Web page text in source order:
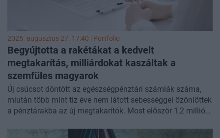
2025. augusztus 27. 17:40 | Portfolio
Begyújtotta a rakétákat a kedvelt
megtakarítás, milliárdokat kaszáltak a
szemfüles magyarok
Új csúcsot döntött az egészségpénztári számlák száma,
miután több mint tíz éve nem látott sebességgel özönlöttek
a pénztárakba az új megtakarítók. Most először 1,2 millió
forintot helyeztek el a számláikon a pénztártagok. Sőt, a